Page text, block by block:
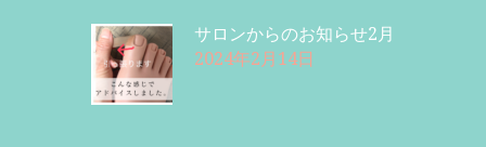
サロンからのお知らせ2月
2024年2月14日